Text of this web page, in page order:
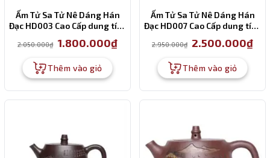
Ấm Tử Sa Tử Nê Dáng Hán
Đạc HD003 Cao Cấp dung tích
2.050.000₫ Giá
gốc
2.050.000₫.
1.800.000₫Giá
hiện
1.800.000₫.
Thêm vào giỏ
Ấm Tử Sa Tử Nê Dáng Hán
Đạc HD007 Cao Cấp dung tích
2.950.000₫ Giá
gốc
2.950.000₫.
2.500.000₫Giá
Thêm vào giỏ